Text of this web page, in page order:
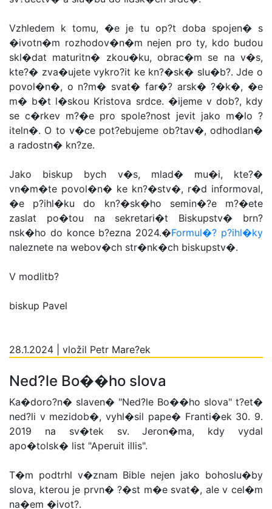
Vzhledem k tomu, �e je tu op?t doba spojen� s
�ivotn�m rozhodov�n�m nejen pro ty, kdo budou
skl�dat maturitn� zkou�ku, obrac�m se na v�s,
kte?� zva�ujete vykro?it ke kn?�sk� slu�b?. Jde o
povol�n�, o n?m� svat� far�? arsk� ?�k�, �e
m� b�t l�skou Kristova srdce. �ijeme v dob?, kdy
se c�rkev m?�e pro spole?nost jevit jako m�lo ?
iteln�. O to v�ce pot?ebujeme ob?tav�, odhodlan�
a radostn� kn?ze.
Jako biskup bych v�s, mlad� mu�i, kte?�
vn�m�te povol�n� ke kn?�stv�, r�d informoval,
�e p?ihl�ku do kn?�sk�ho semin�?e m?�ete
zaslat po�tou na sekretari�t Biskupstv� brn?
nsk�ho do konce b?ezna 2024.�Formul�? p?ihl�ky
naleznete na webov�ch str�nk�ch biskupstv�.
V modlitb?
biskup Pavel
28.1.2024 | vložil Petr Mare?ek
Ned?le Bo��ho slova
Ka�doro?n� slaven� "Ned?le Bo��ho slova" t?et�
ned?li v mezidob�, vyhl�sil pape� Franti�ek 30. 9.
2019 na sv�tek sv. Jeron�ma, kdy vydal
apo�tolsk� list "Aperuit illis".
T�m podtrhl v�znam Bible nejen jako bohoslu�by
slova, kterou je prvn� ?�st m�e svat�, ale v cel�m
na�em �ivot?.